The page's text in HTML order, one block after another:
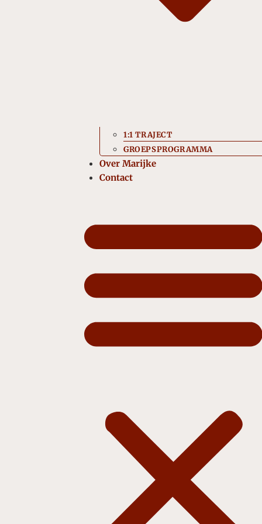
1:1 TRAJECT
GROEPSPROGRAMMA
Over Marijke
Contact